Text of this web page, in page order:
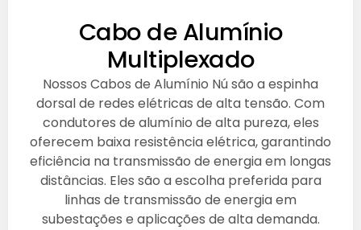
Cabo de Alumínio
Multiplexado
Nossos Cabos de Alumínio Nú são a espinha
dorsal de redes elétricas de alta tensão. Com
condutores de alumínio de alta pureza, eles
oferecem baixa resistência elétrica, garantindo
eficiência na transmissão de energia em longas
distâncias. Eles são a escolha preferida para
linhas de transmissão de energia em
subestações e aplicações de alta demanda.